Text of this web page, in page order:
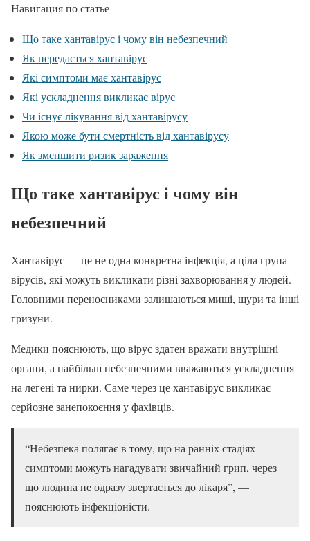
Навигация по статье
Що таке хантавірус і чому він небезпечний
Як передається хантавірус
Які симптоми має хантавірус
Які ускладнення викликає вірус
Чи існує лікування від хантавірусу
Якою може бути смертність від хантавірусу
Як зменшити ризик зараження
Що таке хантавірус і чому він
небезпечний
Хантавірус — це не одна конкретна інфекція, а ціла група
вірусів, які можуть викликати різні захворювання у людей.
Головними переносниками залишаються миші, щури та інші
гризуни.
Медики пояснюють, що вірус здатен вражати внутрішні
органи, а найбільш небезпечними вважаються ускладнення
на легені та нирки. Саме через це хантавірус викликає
серйозне занепокоєння у фахівців.
“Небезпека полягає в тому, що на ранніх стадіях
симптоми можуть нагадувати звичайний грип, через
що людина не одразу звертається до лікаря”, —
пояснюють інфекціоністи.